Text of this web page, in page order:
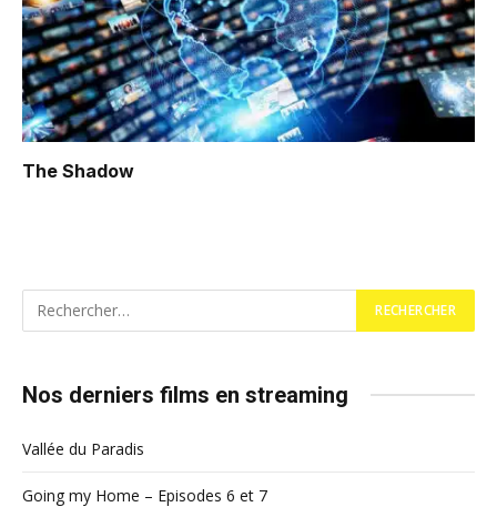
The Shadow
Nos derniers films en streaming
Vallée du Paradis
Going my Home – Episodes 6 et 7